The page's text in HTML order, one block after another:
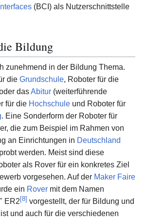
(BCI) als Nutzerschnittstelle
Bildung
zunehmend in der Bildung Thema.
die Grundschule, Roboter für die
dasAbitur (weiterführende
für die Hochschule und Roboter für
. Eine Sonderform der Roboter für
die zum Beispiel im Rahmen von
an Einrichtungen in Deutschland
werden. Meist sind diese
als Rover für ein konkretes Ziel
vorgesehen. Auf der Maker Faire
ein Rover mit dem Namen
ER2 [8] vorgestellt, der für Bildung und
und auch für die verschiedenen